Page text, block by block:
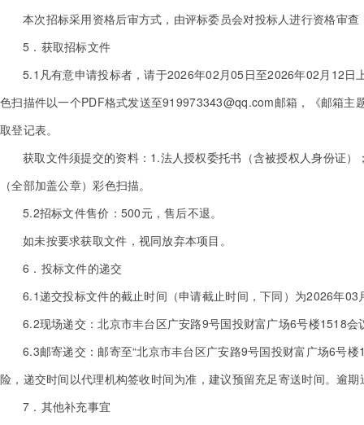
本次招标采用资格后审方式，由评标委员会对投标人进行资格审
5．获取招标文件
5.1凡有意申请投标者，请于2026年02月05日至2026年02月12
色扫描件以一个PDF格式发送至919973343@qq.com邮箱，《邮箱
取登记表。
获取文件须提交的资料：1.法人授权委托书（含被授权人身份证
（全部加盖公章）彩色扫描。
5.2招标文件售价：500元，售后不退。
如未按要求获取文件，视同放弃本项目。
6．投标文件的递交
6.1递交投标文件的截止时间（申请截止时间，下同）为2026年03
6.2现场递交：北京市丰台区广安路9号国投财富广场6号楼1518会
6.3邮寄递交：邮寄至“北京市丰台区广安路9号国投财富广场6号
险，递交时间以代理机构签收时间为准，建议预留充足寄送时间。逾
7．其他补充事宜